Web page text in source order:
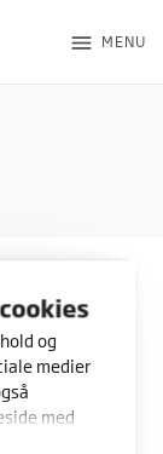
og
medier
med
menu MENU